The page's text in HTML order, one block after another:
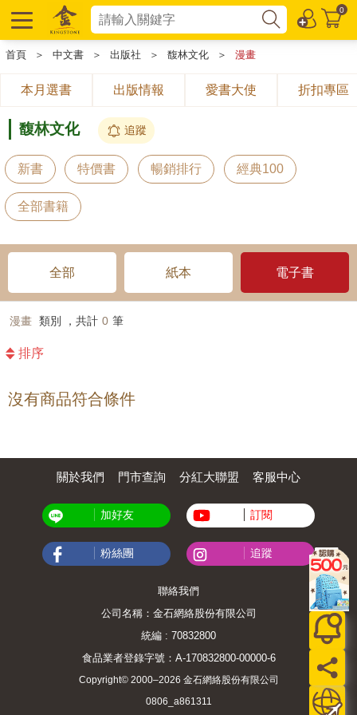
0
首頁 ＞ 中文書 ＞ 出版社 ＞ 馥林文化 ＞ 漫畫
本月選書 出版情報 愛書大使 折扣專區
馥林文化 追蹤
新書 特價書 暢銷排行 經典100
全部書籍
全部 紙本 電子書
漫畫 類別 ，共計 0 筆
排序
沒有商品符合條件
關於我們 門市查詢 分紅大聯盟 客服中心
加好友 訂閱
粉絲團 追蹤
聯絡我們
公司名稱：金石網絡股份有限公司
統編 : 70832800
食品業者登錄字號：A-170832800-00000-6
Copyright© 2000–2026 金石網絡股份有限公司
0806_a861311